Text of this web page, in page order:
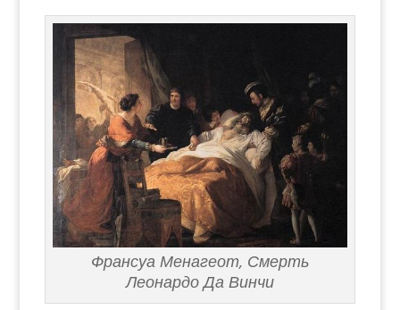
Франсуа Менагеот, Смерть
Леонардо Да Винчи